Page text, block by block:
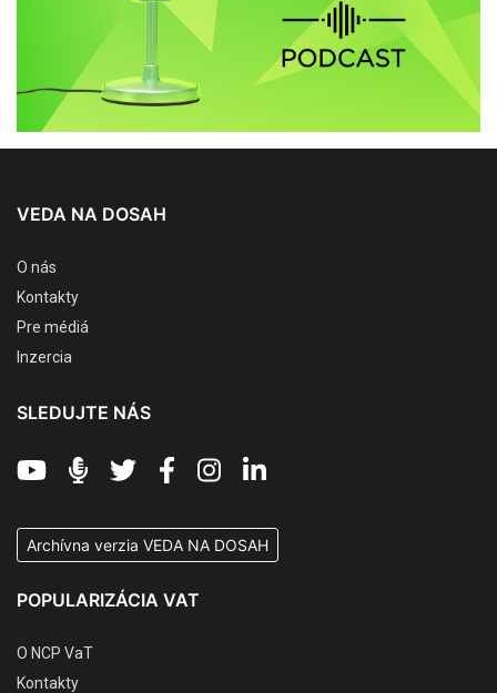
VEDA NA DOSAH
O nás
Kontakty
Pre médiá
Inzercia
SLEDUJTE NÁS
Archívna verzia VEDA NA DOSAH
POPULARIZÁCIA VAT
O NCP VaT
Kontakty